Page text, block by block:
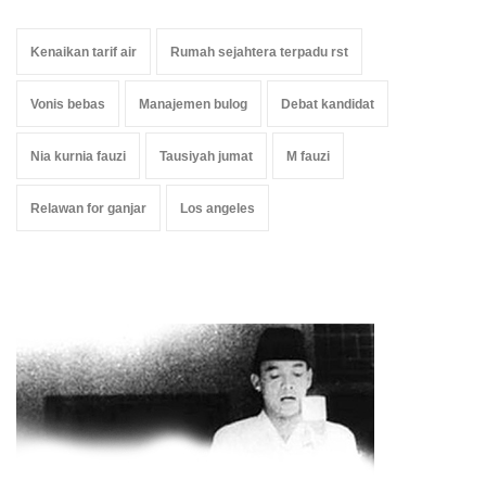
Kenaikan tarif air Rumah sejahtera terpadu rst
Vonis bebas Manajemen bulog Debat kandidat
Nia kurnia fauzi Tausiyah jumat M fauzi
Relawan for ganjar Los angeles